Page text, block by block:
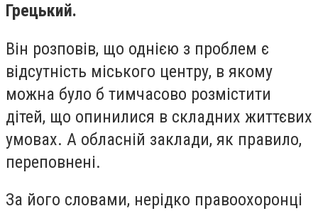
Грецький.
Він розповів, що однією з проблем є
відсутність міського центру, в якому
можна було б тимчасово розмістити
дітей, що опинилися в складних життєвих
умовах. А обласній заклади, як правило,
переповнені.
За його словами, нерідко правоохоронці